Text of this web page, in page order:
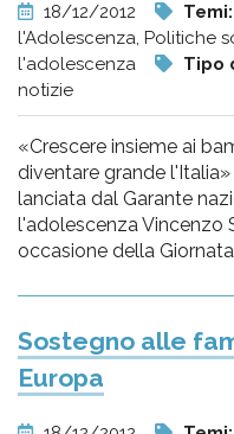
18/12/2012 Temi:
l'Adolescenza, Politiche
l'adolescenza
Tipo
notizie
«Crescere insieme ai
diventare grande
lanciata dal Garante
l'adolescenza Vincenzo
occasione della
Sostegno alle
Europa